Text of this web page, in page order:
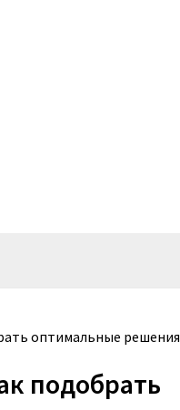
оптимальные решения
подобрать